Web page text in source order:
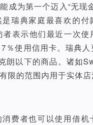
成为第一个迈入“无现
瑞典家庭最喜欢的付
表示他们最近一次使
％使用信用卡。瑞典人
朗以下的商品。诸如
限的范围内用于实体店
费者也可以使用借机